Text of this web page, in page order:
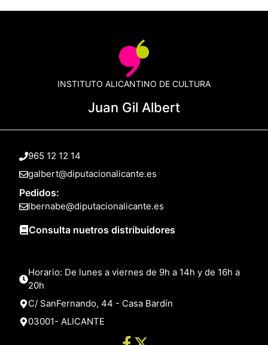
INSTITUTO ALICANTINO DE CULTURA
Juan Gil Albert
965 12 12 14
galbert@diputacionalicante.es
Pedidos:
lbernabe@diputacionalicante.es
Consulta nuetros distribuidores
Horario: De lunes a viernes de 9h a 14h y de 16h a
20h
C/ SanFernando, 44 - Casa Bardín
03001- ALICANTE